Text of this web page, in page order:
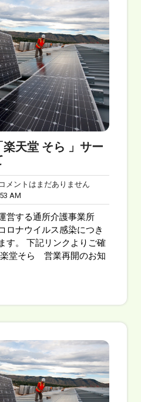
天堂 そら 」サー
ントはまだありません
AM
営する通所介護事業所
ロナウイルス感染につき
す。 下記リンクよりご確
堂そら 営業再開のお知